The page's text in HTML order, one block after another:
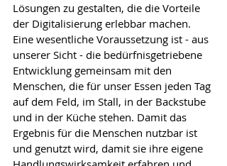
Lösungen zu gestalten, die die Vorteile
der Digitalisierung erlebbar machen.
Eine wesentliche Voraussetzung ist - aus
unserer Sicht - die bedürfnisgetriebene
Entwicklung gemeinsam mit den
Menschen, die für unser Essen jeden Tag
auf dem Feld, im Stall, in der Backstube
und in der Küche stehen. Damit das
Ergebnis für die Menschen nutzbar ist
und genutzt wird, damit sie ihre eigene